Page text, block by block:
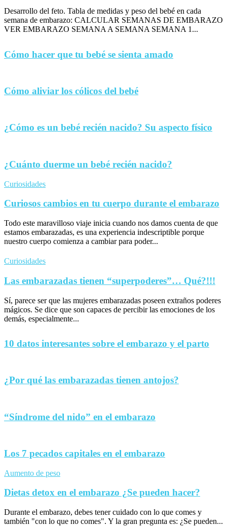
Desarrollo del feto. Tabla de medidas y peso del bebé en cada
semana de embarazo: CALCULAR SEMANAS DE EMBARAZO
VER EMBARAZO SEMANA A SEMANA SEMANA 1...
Cómo hacer que tu bebé se sienta amado
Cómo aliviar los cólicos del bebé
¿Cómo es un bebé recién nacido? Su aspecto físico
¿Cuánto duerme un bebé recién nacido?
Curiosidades
Curiosos cambios en tu cuerpo durante el embarazo
Todo este maravilloso viaje inicia cuando nos damos cuenta de que
estamos embarazadas, es una experiencia indescriptible porque
nuestro cuerpo comienza a cambiar para poder...
Curiosidades
Las embarazadas tienen “superpoderes”… Qué?!!!
Sí, parece ser que las mujeres embarazadas poseen extraños poderes
mágicos. Se dice que son capaces de percibir las emociones de los
demás, especialmente...
10 datos interesantes sobre el embarazo y el parto
¿Por qué las embarazadas tienen antojos?
“Síndrome del nido” en el embarazo
Los 7 pecados capitales en el embarazo
Aumento de peso
Dietas detox en el embarazo ¿Se pueden hacer?
Durante el embarazo, debes tener cuidado con lo que comes y
también "con lo que no comes". Y la gran pregunta es: ¿Se pueden...